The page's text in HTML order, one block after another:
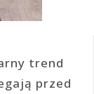
trend
przed